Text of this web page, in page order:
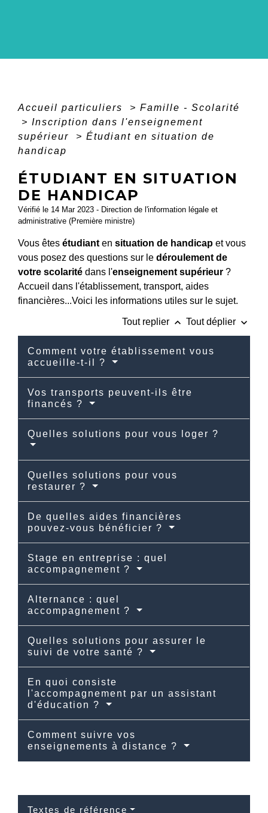
Accueil particuliers > Famille - Scolarité
> Inscription dans l'enseignement
supérieur
> Étudiant en situation de
handicap
ÉTUDIANT EN SITUATION
DE HANDICAP
Vérifié le 14 Mar 2023 - Direction de l'information légale et
administrative (Première ministre)
Vous êtes étudiant en situation de handicap et vous
vous posez des questions sur le déroulement de
votre scolarité dans l'enseignement supérieur ?
Accueil dans l'établissement, transport, aides
financières...Voici les informations utiles sur le sujet.
Tout replier keyboard_arrow_up Tout déplier keyboard_arrow_down
Comment votre établissement vous
accueille-t-il ?
Vos transports peuvent-ils être
financés ?
Quelles solutions pour vous loger ?
Quelles solutions pour vous
restaurer ?
De quelles aides financières
pouvez-vous bénéficier ?
Stage en entreprise : quel
accompagnement ?
Alternance : quel
accompagnement ?
Quelles solutions pour assurer le
suivi de votre santé ?
En quoi consiste
l'accompagnement par un assistant
d'éducation ?
Comment suivre vos
enseignements à distance ?
Textes de référence